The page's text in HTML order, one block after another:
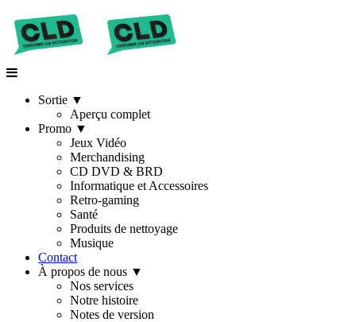
Sortie ▼
Aperçu complet
Promo ▼
Jeux Vidéo
Merchandising
CD DVD & BRD
Informatique et Accessoires
Retro-gaming
Santé
Produits de nettoyage
Musique
Contact
À propos de nous ▼
Nos services
Notre histoire
Notes de version